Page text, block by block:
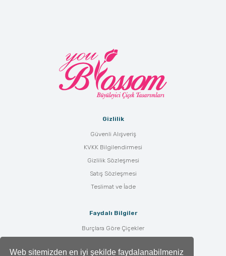
Web sitemizden en iyi şekilde faydalanabilmeniz
Gizlilik
Güvenli Alışveriş
KVKK Bilgilendirmesi
Gizlilik Sözleşmesi
Satış Sözleşmesi
Teslimat ve İade
Faydalı Bilgiler
Burçlara Göre Çiçekler
Çiçek Anlamları